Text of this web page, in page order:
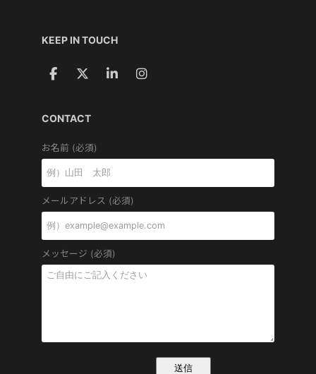
KEEP IN TOUCH
CONTACT
お名前 (必須)
メールアドレス (必須)
メッセージ (必須)